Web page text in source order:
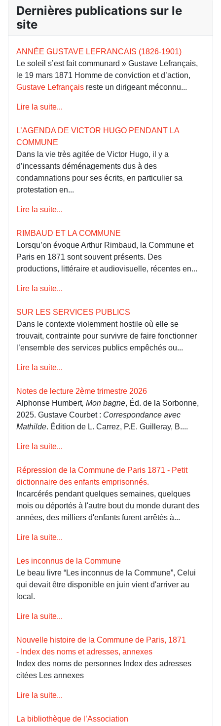
Dernières publications sur le
site
ANNÉE GUSTAVE LEFRANCAIS (1826-1901)
Le soleil s’est fait communard » Gustave Lefrançais,
le 19 mars 1871 Homme de conviction et d’action,
Gustave Lefrançais reste un dirigeant méconnu...
Lire la suite...
L’AGENDA DE VICTOR HUGO PENDANT LA
COMMUNE
Dans la vie très agitée de Victor Hugo, il y a
d’incessants déménagements dus à des
condamnations pour ses écrits, en particulier sa
protestation en...
Lire la suite...
RIMBAUD ET LA COMMUNE
Lorsqu’on évoque Arthur Rimbaud, la Commune et
Paris en 1871 sont souvent présents. Des
productions, littéraire et audiovisuelle, récentes en...
Lire la suite...
SUR LES SERVICES PUBLICS
Dans le contexte violemment hostile où elle se
trouvait, contrainte pour survivre de faire fonctionner
l’ensemble des services publics empêchés ou...
Lire la suite...
Notes de lecture 2ème trimestre 2026
Alphonse Humbert, Mon bagne, Éd. de la Sorbonne,
2025. Gustave Courbet : Correspondance avec
Mathilde. Édition de L. Carrez, P.E. Guilleray, B....
Lire la suite...
Répression de la Commune de Paris 1871 - Petit
dictionnaire des enfants emprisonnés.
Incarcérés pendant quelques semaines, quelques
mois ou déportés à l'autre bout du monde durant des
années, des milliers d'enfants furent arrêtés à...
Lire la suite...
Les inconnus de la Commune
Le beau livre “Les inconnus de la Commune”, Celui
qui devait être disponible en juin vient d'arriver au
local.
Lire la suite...
Nouvelle histoire de la Commune de Paris, 1871
- Index des noms et adresses, annexes
Index des noms de personnes Index des adresses
citées Les annexes
Lire la suite...
La bibliothèque de l’Association